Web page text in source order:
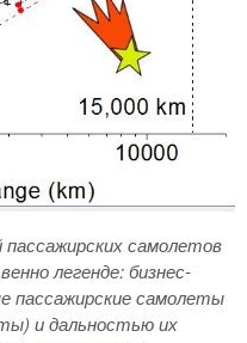
самолетов
легенде: бизнес-
пассажирские самолеты
и дальностью их